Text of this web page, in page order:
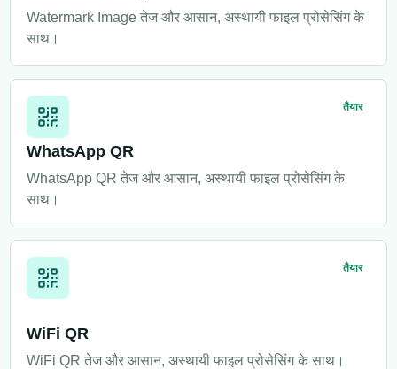
Watermark Image तेज और आसान, अस्थायी फाइल प्रोसेसिंग के
साथ।
तैयार
WhatsApp QR
WhatsApp QR तेज और आसान, अस्थायी फाइल प्रोसेसिंग के
साथ।
तैयार
WiFi QR
WiFi QR तेज और आसान, अस्थायी फाइल प्रोसेसिंग के साथ।